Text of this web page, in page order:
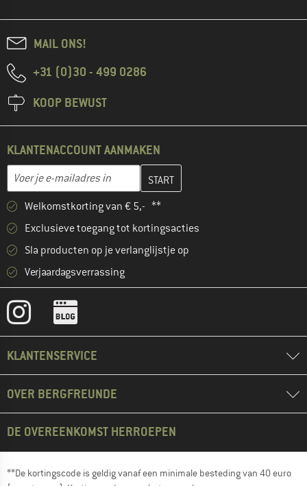
MAIL ONS!
+31 (0)30 - 499 0286
KOOP BEWUST
KLANTENACCOUNT AANMAKEN
E-mailadres
Vul je e-mailadres hier in en maak in de volgende stap je
Welkomstkorting van € 5,- **
Exclusieve toegang tot kortingsacties
Sla producten op je verlanglijstje op
Verjaardagsverrassing
KLANTENSERVICE
OVER BERGFREUNDE
DE OVEREENKOMST HERROEPEN
**De kortingscode is geldig vanaf een minimale besteding van 40 euro